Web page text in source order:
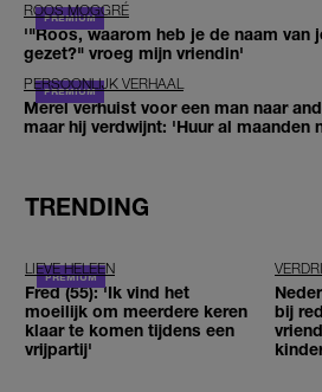
ROOS MOGGRÉ
'"Roos, waarom heb je de naam van
gezet?" vroeg mijn vriendin'
PERSOONLIJK VERHAAL
Merel verhuist voor een man naar
maar hij verdwijnt: 'Huur al maanden
TRENDING
LIEVE HELEEN
Fred (55): 'Ik vind het
moeilijk om meerdere keren
klaar te komen tijdens een
vrijpartij'
bij